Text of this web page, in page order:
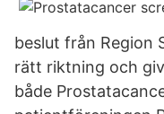
beslut från Region
rätt riktning och
både